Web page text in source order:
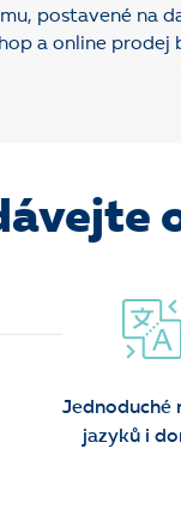
postavené na
a online prodej
Jednoduché
jazyků i